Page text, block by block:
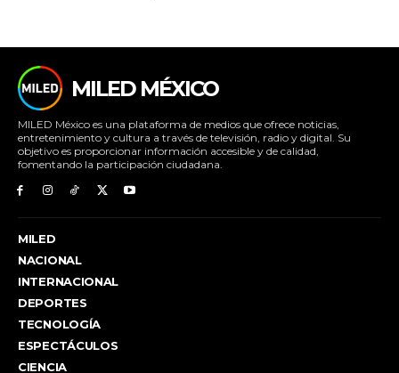
MILED MÉXICO
MILED México es una plataforma de medios que ofrece noticias,
entretenimiento y cultura a través de televisión, radio y digital. Su
objetivo es proporcionar información accesible y de calidad,
fomentando la participación ciudadana.
MILED
NACIONAL
INTERNACIONAL
DEPORTES
TECNOLOGÍA
ESPECTÁCULOS
CIENCIA